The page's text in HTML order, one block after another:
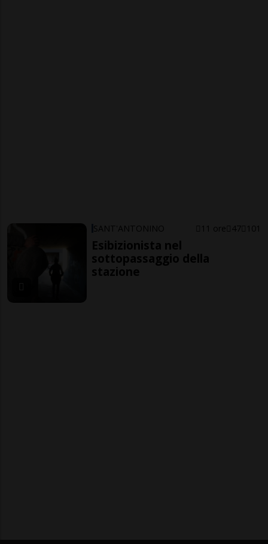
SANT'ANTONINO 11 ore 47 101
Esibizionista nel
sottopassaggio della
stazione